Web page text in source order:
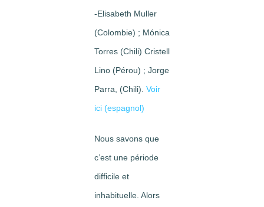
-Elisabeth Muller
(Colombie) ; Mónica
Torres (Chili) Cristell
Lino (Pérou) ; Jorge
Parra, (Chili). Voir
ici (espagnol)
Nous savons que
c’est une période
difficile et
inhabituelle. Alors